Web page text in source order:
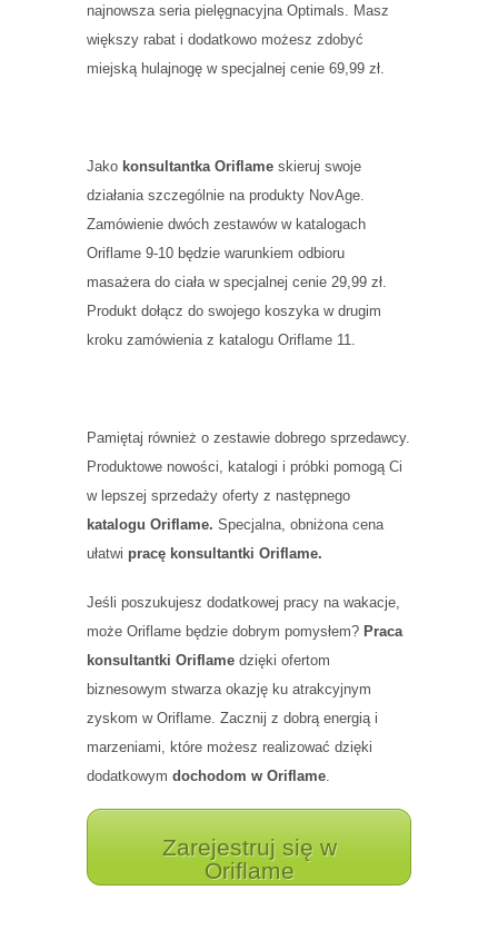
najnowsza seria pielęgnacyjna Optimals. Masz
większy rabat i dodatkowo możesz zdobyć
miejską hulajnogę w specjalnej cenie 69,99 zł.
Jako konsultantka Oriflame skieruj swoje
działania szczególnie na produkty NovAge.
Zamówienie dwóch zestawów w katalogach
Oriflame 9-10 będzie warunkiem odbioru
masażera do ciała w specjalnej cenie 29,99 zł.
Produkt dołącz do swojego koszyka w drugim
kroku zamówienia z katalogu Oriflame 11.
Pamiętaj również o zestawie dobrego sprzedawcy.
Produktowe nowości, katalogi i próbki pomogą Ci
w lepszej sprzedaży oferty z następnego
katalogu Oriflame. Specjalna, obniżona cena
ułatwi pracę konsultantki Oriflame.
Jeśli poszukujesz dodatkowej pracy na wakacje,
może Oriflame będzie dobrym pomysłem? Praca
konsultantki Oriflame dzięki ofertom
biznesowym stwarza okazję ku atrakcyjnym
zyskom w Oriflame. Zacznij z dobrą energią i
marzeniami, które możesz realizować dzięki
dodatkowym dochodom w Oriflame.
Zarejestruj się w
Oriflame